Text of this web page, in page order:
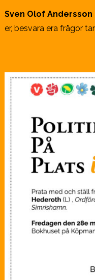
Sven Olof
er, besvara era frågor